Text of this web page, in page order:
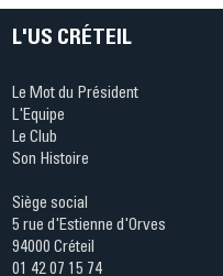
L'US CRÉTEIL
Le Mot du Président
L'Equipe
Le Club
Son Histoire
Siège social
5 rue d'Estienne d'Orves
94000 Créteil
01 42 07 15 74